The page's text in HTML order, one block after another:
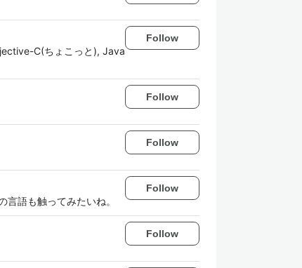
C(ちょこっと), Java
Follow
Follow
Follow
語も触ってみたいね。
Follow
Follow